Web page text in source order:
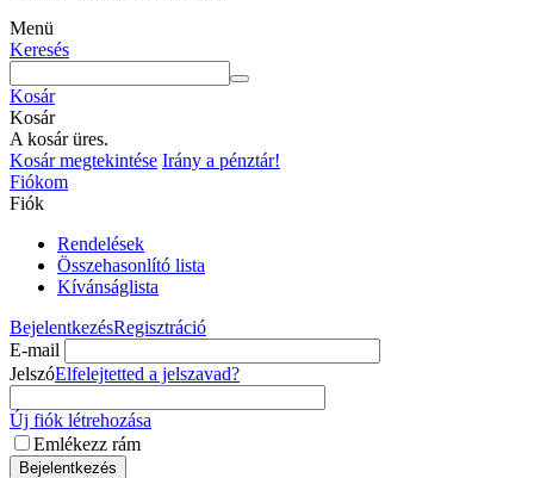
Menü
Keresés
Kosár
Kosár
A kosár üres.
Kosár megtekintése Irány a pénztár!
Fiókom
Fiók
Rendelések
Összehasonlító lista
Kívánságlista
BejelentkezésRegisztráció
E-mail
JelszóElfelejtetted a jelszavad?
Új fiók létrehozása
Emlékezz rám
Bejelentkezés